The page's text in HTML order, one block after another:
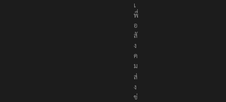
เ
พื่
อ
สั
ง
ค
ม
ส่
ง
ข่